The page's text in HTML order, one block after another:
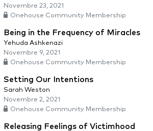
Novembre 23, 2021
Onehouse Community Membership
Being in the Frequency of Miracles
Yehuda Ashkenazi
Novembre 9, 2021
Onehouse Community Membership
Setting Our Intentions
Sarah Weston
Novembre 2, 2021
Onehouse Community Membership
Releasing Feelings of Victimhood